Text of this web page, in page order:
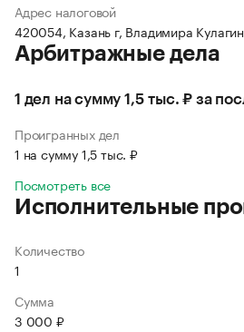
Адрес налоговой
420054, Казань г, Владимира
Арбитражные дела
1 дел на сумму 1,5 тыс. ₽ за
Проигранных дел
1 на сумму 1,5 тыс. ₽
Посмотреть все
Исполнительные
Количество
1
Сумма
3 000 ₽